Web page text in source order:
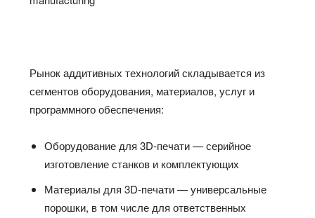
Рынок аддитивных технологий складывается из
сегментов оборудования, материалов, услуг и
программного обеспечения:
Оборудование для 3D-печати — серийное
изготовление станков и комплектующих
Материалы для 3D-печати — универсальные
порошки, в том числе для ответственных